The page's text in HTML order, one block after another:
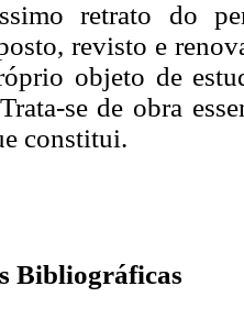
retrato do
revisto e
objeto de
se de obra
constitui.
Bibliográficas